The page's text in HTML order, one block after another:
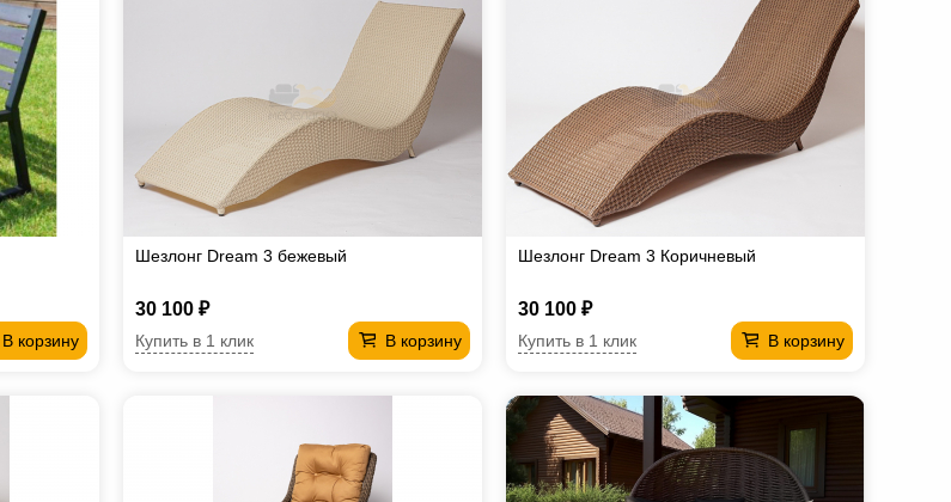
В корзину
Шезлонг Dream 3 бежевый
30 100 ₽
В корзину
Купить в 1 клик
Шезлонг Dream 3 Коричневый
30 100 ₽
В корзину
Купить в 1 клик